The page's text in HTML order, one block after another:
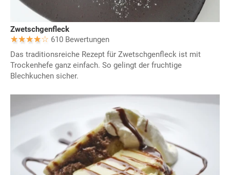
Zwetschgenfleck
610 Bewertungen
Das traditionsreiche Rezept für Zwetschgenfleck ist mit
Trockenhefe ganz einfach. So gelingt der fruchtige
Blechkuchen sicher.